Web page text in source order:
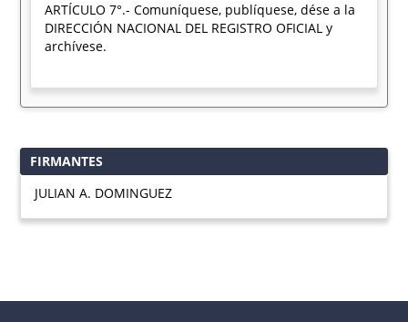
ARTÍCULO 7°.- Comuníquese, publíquese, dése a la
DIRECCIÓN NACIONAL DEL REGISTRO OFICIAL y
archívese.
FIRMANTES
JULIAN A. DOMINGUEZ